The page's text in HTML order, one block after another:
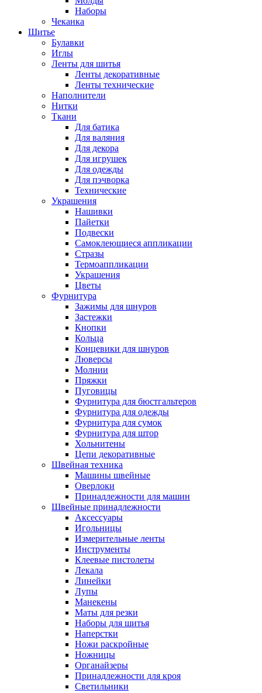
Наборы
Чеканка
Шитье
Булавки
Иглы
Ленты для шитья
Ленты декоративные
Ленты технические
Наполнители
Нитки
Ткани
Для батика
Для валяния
Для декора
Для игрушек
Для одежды
Для пэчворка
Технические
Украшения
Нашивки
Пайетки
Подвески
Самоклеющиеся аппликации
Стразы
Термоаппликации
Украшения
Цветы
Фурнитура
Зажимы для шнуров
Застежки
Кнопки
Кольца
Концевики для шнуров
Люверсы
Молнии
Пряжки
Пуговицы
Фурнитура для бюстгальтеров
Фурнитура для одежды
Фурнитура для сумок
Фурнитура для штор
Хольнитены
Цепи декоративные
Швейная техника
Машины швейные
Оверлоки
Принадлежности для машин
Швейные принадлежности
Аксессуары
Игольницы
Измерительные ленты
Инструменты
Клеевые пистолеты
Лекала
Линейки
Лупы
Манекены
Маты для резки
Наборы для шитья
Наперстки
Ножи раскройные
Ножницы
Органайзеры
Принадлежности для кроя
Светильники